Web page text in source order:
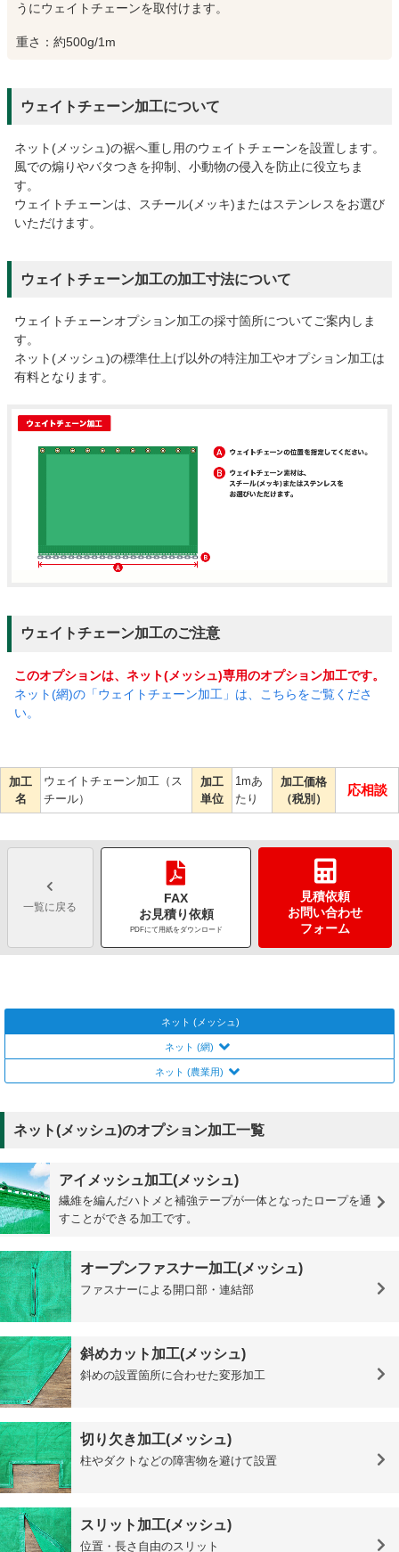
うにウェイトチェーンを取付けます。
重さ：約500g/1m
ウェイトチェーン加工について
ネット(メッシュ)の裾へ重し用のウェイトチェーンを設置します。
風での煽りやバタつきを抑制、小動物の侵入を防止に役立ちま
す。
ウェイトチェーンは、スチール(メッキ)またはステンレスをお選び
いただけます。
ウェイトチェーン加工の加工寸法について
ウェイトチェーンオプション加工の採寸箇所についてご案内しま
す。
ネット(メッシュ)の標準仕上げ以外の特注加工やオプション加工は
有料となります。
ウェイトチェーン加工のご注意
このオプションは、ネット(メッシュ)専用のオプション加工です。
ネット(網)の「ウェイトチェーン加工」は、こちらをご覧くださ
い。
加工
名
ウェイトチェーン加工（ス
チール）
加工
単位
1mあ
たり
加工価格
（税別）
応相談
一覧に戻る
FAX
お見積り依頼
PDFにて用紙をダウンロード
見積依頼
お問い合わせ
フォーム
ネット (メッシュ)
ネット (網)
ネット (農業用)
ネット(メッシュ)のオプション加工一覧
アイメッシュ加工(メッシュ)
繊維を編んだハトメと補強テープが一体となったロープを通
すことができる加工です。
オープンファスナー加工(メッシュ)
ファスナーによる開口部・連結部
斜めカット加工(メッシュ)
斜めの設置箇所に合わせた変形加工
切り欠き加工(メッシュ)
柱やダクトなどの障害物を避けて設置
スリット加工(メッシュ)
位置・長さ自由のスリット